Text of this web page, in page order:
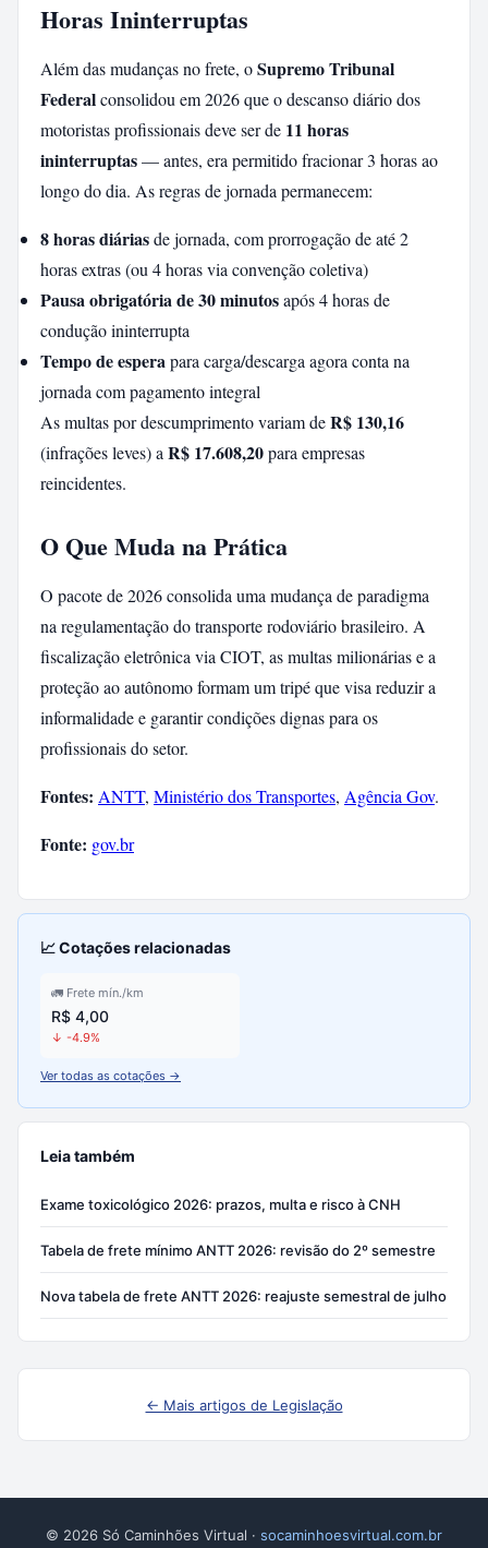
Horas Ininterruptas
Além das mudanças no frete, oSupremo Tribunal
Federalconsolidou em 2026 que o descanso diário dos
motoristas profissionais deve ser de 11 horas
ininterruptas— antes, era permitido fracionar 3 horas ao
longo do dia. As regras de jornada permanecem:
8 horas diáriasde jornada, com prorrogação de até 2
horas extras (ou 4 horas via convenção coletiva)
Pausa obrigatória de 30 minutosapós 4 horas de
condução ininterrupta
Tempo de esperapara carga/descarga agora conta na
jornada com pagamento integral
As multas por descumprimento variam deR$ 130,16
(infrações leves) a R$ 17.608,20para empresas
reincidentes.
O Que Muda na Prática
O pacote de 2026 consolida uma mudança de paradigma
na regulamentação do transporte rodoviário brasileiro. A
fiscalização eletrônica via CIOT, as multas milionárias e a
proteção ao autônomo formam um tripé que visa reduzir a
informalidade e garantir condições dignas para os
profissionais do setor.
Fontes: ANTT, Ministério dos Transportes, Agência Gov.
Fonte: gov.br
📈 Cotações relacionadas
🚛 Frete mín./km
R$ 4,00
↓ -4.9%
Ver todas as cotações →
Leia também
Exame toxicológico 2026: prazos, multa e risco à CNH
Tabela de frete mínimo ANTT 2026: revisão do 2º semestre
Nova tabela de frete ANTT 2026: reajuste semestral de julho
← Mais artigos de Legislação
© 2026 Só Caminhões Virtual · socaminhoesvirtual.com.br